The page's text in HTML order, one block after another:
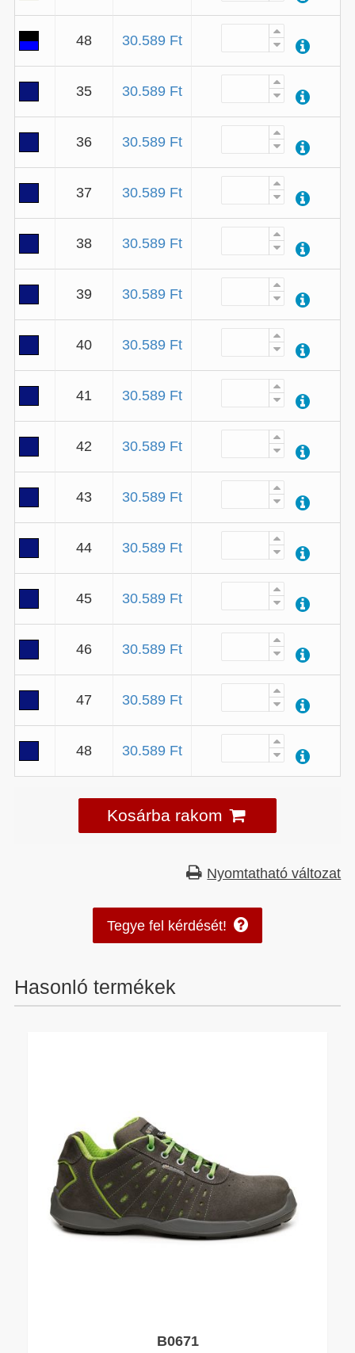
48 30.589 Ft
35 30.589 Ft
36 30.589 Ft
37 30.589 Ft
38 30.589 Ft
39 30.589 Ft
40 30.589 Ft
41 30.589 Ft
42 30.589 Ft
43 30.589 Ft
44 30.589 Ft
45 30.589 Ft
46 30.589 Ft
47 30.589 Ft
48 30.589 Ft
Kosárba rakom
Nyomtatható változat
Tegye fel kérdését!
Hasonló termékek
B0671